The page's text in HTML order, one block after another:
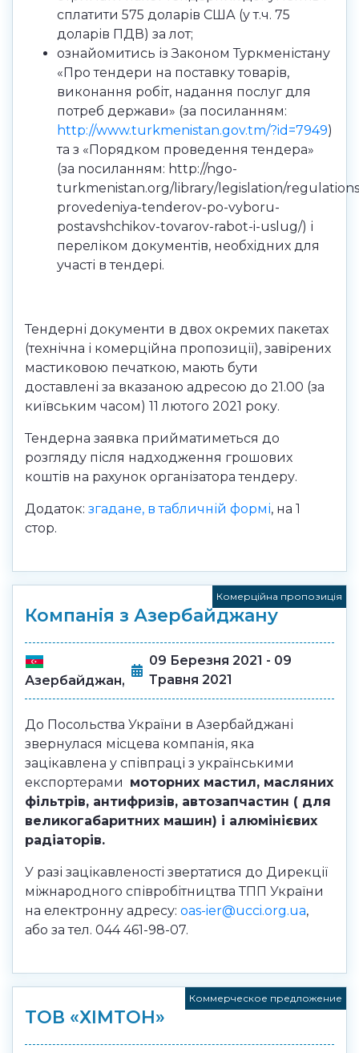
сплатити 575 доларів США (у т.ч. 75
доларів ПДВ) за лот;
ознайомитись із Законом Туркменістану
«Про тендери на поставку товарів,
виконання робіт, надання послуг для
потреб держави» (за посиланням:
http://www.turkmenistan.gov.tm/?id=7949)
та з «Порядком проведення тендера»
(за nocиланням: http://ngo-
turkmenistan.org/library/legislation/
provedeniya-tenderov-po-vyboru-
postavshchikov-tovarov-rabot-i-uslug/) і
переліком документів, необхідних для
участі в тендері.
Тендерні документи в двох окремих пакетах
(технічна і комерційна пропозиції), завірених
мастиковою печаткою, мають бути
доставлені за вказаною адресою до 21.00 (за
київським часом) 11 лютого 2021 року.
Тендерна заявка прийматиметься до
розгляду після надходження грошових
коштів на рахунок організатора тендеру.
Додаток: згадане, в табличній формі, на 1
стор.
Компанія з Азербайджану
Комерційна пропозиція
Азербайджан,
09 Березня 2021 - 09
Травня 2021
До Посольства України в Азербайджані
звернулася місцева компанія, яка
зацікавлена у співпраці з українськими
експортерами моторних мастил, масляних
фільтрів, антифризів, автозапчастин ( для
великогабаритних машин) і алюмінієвих
радіаторів.
У разі зацікавленості звертатися до Дирекції
міжнародного співробітництва ТПП України
на електронну адресу: oas-ier@ucci.org.ua,
або за тел. 044 461-98-07.
ТОВ «ХІМТОН»
Коммерческое предложение